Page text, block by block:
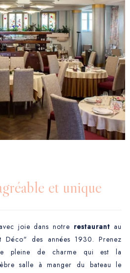
et unique
joie dans notre restaurant au
Déco" des années 1930. Prenez
pleine de charme qui est la
salle à manger du bateau le